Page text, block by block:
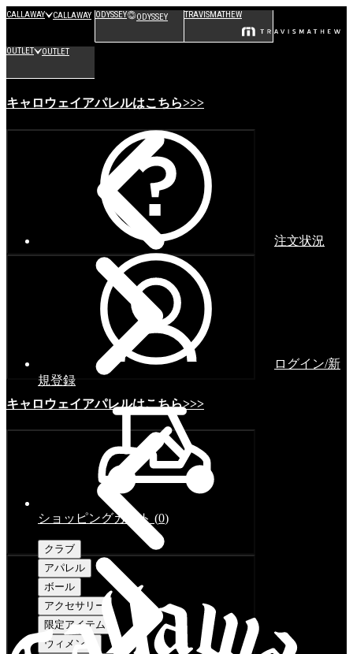
CALLAWAY CALLAWAY ODYSSEY ODYSSEY TRAVISMATHEW
OUTLET OUTLET
キャロウェイアパレルはこちら>>>
キャロウェイアパレルはこちら>>>
注文状況
ログイン/新
規登録
ショッピングカート (0)
クラブ
アパレル
ボール
アクセサリー
限定アイテム
ウィメンズ